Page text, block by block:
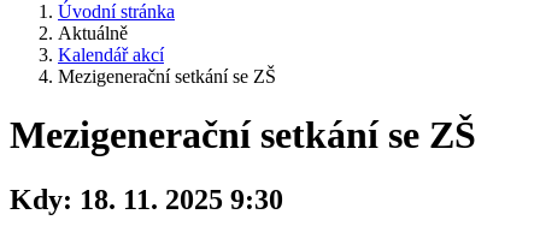
Úvodní stránka
Aktuálně
Kalendář akcí
Mezigenerační setkání se ZŠ
Mezigenerační setkání se ZŠ
Kdy: 18. 11. 2025 9:30